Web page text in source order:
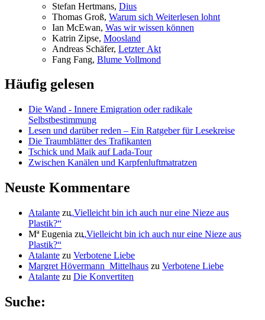
Ste­fan Hertmans, Di­us
Tho­mas Groß, War­um sich Wei­ter­le­sen lohnt
Ian McE­wan, Was wir wis­sen können
Kat­rin Zip­se, Moos­land
An­dre­as Schä­fer, Letz­ter Akt
Fang Fang, Blu­me Vollmond
Häufig gelesen
Die Wand - Innere Emigration oder radikale
Selbstbestimmung
Lesen und darüber reden – Ein Ratgeber für Lesekreise
Die Traumblätter des Trafikanten
Tschick und Maik auf Lada-Tour
Zwischen Kanälen und Karpfenluftmatratzen
Neuste Kommentare
Atalante zu
„Vielleicht bin ich auch nur eine Nieze aus
Plastik?“
Mª Eugenia zu
„Vielleicht bin ich auch nur eine Nieze aus
Plastik?“
Atalante zu Verbotene Liebe
Margret Hövermann_Mittelhaus zu Verbotene Liebe
Atalante zu Die Konvertiten
Suche: